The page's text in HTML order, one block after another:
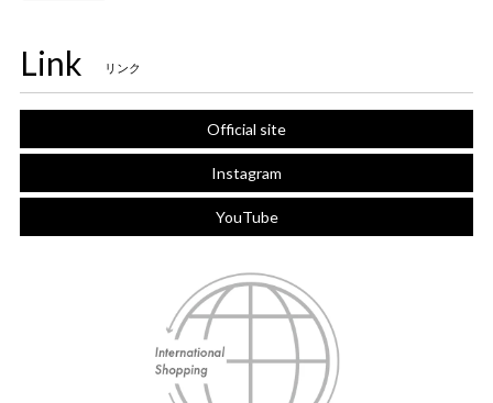
Link リンク
Official site
Instagram
YouTube